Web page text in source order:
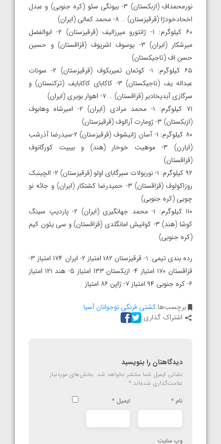
نورمحمداف (ازبکستان) ۳- بیونگی سئو (کره جنوبی) و عبدل
اخحادخودژا (قرقیزستان) … ۸- محمد کمالی (ایران)
۶۰ کیلوگرم: ۱- ژانتورو میرزالیف (قرقیزستان) ۲- ابوالفضل
میرشکار (ایران) ۳- یوسوف اشرپوف (قزاقستان) و حسین
حسن اف (تاجیکستان)
۶۵ کیلوگرم: ۱- کوتمان تمیربکوف (قرقیزستان) ۲- سونات
عبداله یف (تاجیکستان) ۳- کاکابای کاکابایف (ترکنستان) و
سرگازی آبدیخادیر (قزاقستان) … ۷- اهوار بویری (ایران)
۷۱ کیلوگرم: ۱- محمد مرادی (ایران) ۲- امیرشاه وهابوف
(ازبکستان) ۳- ژومارت آرالوف (قرقیزستان)
۸۰ کیلوگرم: ۱- آسان ژانیشوف (قرقیزستان) ۲-سیدرضا آذرشب
(ایارن) ۳- موهیت خوخار (هند) و بیبیت کورگانوف
(قزاقستان)
۹۲ کیلوگرم: ۱- نوربولات سیرگابای اولو (قرقیزستان) ۲- الچینبک
روزاکولوف (قزاقستان) ۳- حمیدرضا کشتکار (ایران) و جائه نو
چویی (کره جنوبی)
۱۱۰ کیلوگرم: ۱- محمد جهانگیری (ایران) ۲- پاردیپ سینگ
کوشا (هند) ۳- کوانیش امانگلدی (قزاقستان) و سی یئون کیم
(کره جنوبی)
رده بندی تیمی: ۱- قرقیزستان ۱۸۲ امتیاز ۲- ایران ۱۷۴ امتیاز ۳-
قزاقستان ۱۷۰ امتیاز ۴- ازبکستان ۱۳۳ امتیاز ۵- هند ۱۲۱ امتیاز
۶- کره جنوبی ۹۴ امتیاز ۷- ژاپن ۸۶ امتیاز
برچسب‌ها:کشتی فرنگی نوجوانان آسیا
اشتراک گذاری:
دیدگاهتان را بنویسید
نشانی ایمیل شما منتشر نخواهد شد. بخش‌های موردنیاز
علامت‌گذاری شده‌اند *
نام * ایمیل *
وب‌ سایت